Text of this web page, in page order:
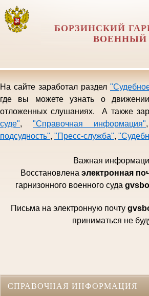
БОРЗИНСКИЙ
ВОЕННЫЙ
На сайте заработал раздел
где вы можете узнать о
отложенных слушаниях. А также
суде", "Справочная информация"
подсудность", "Пресс-служба",
Важная
Восстановлена электронная
гарнизонного военного суда
Письма на электронную почту
приниматься не
СПРАВОЧНАЯ ИНФОРМАЦИЯ